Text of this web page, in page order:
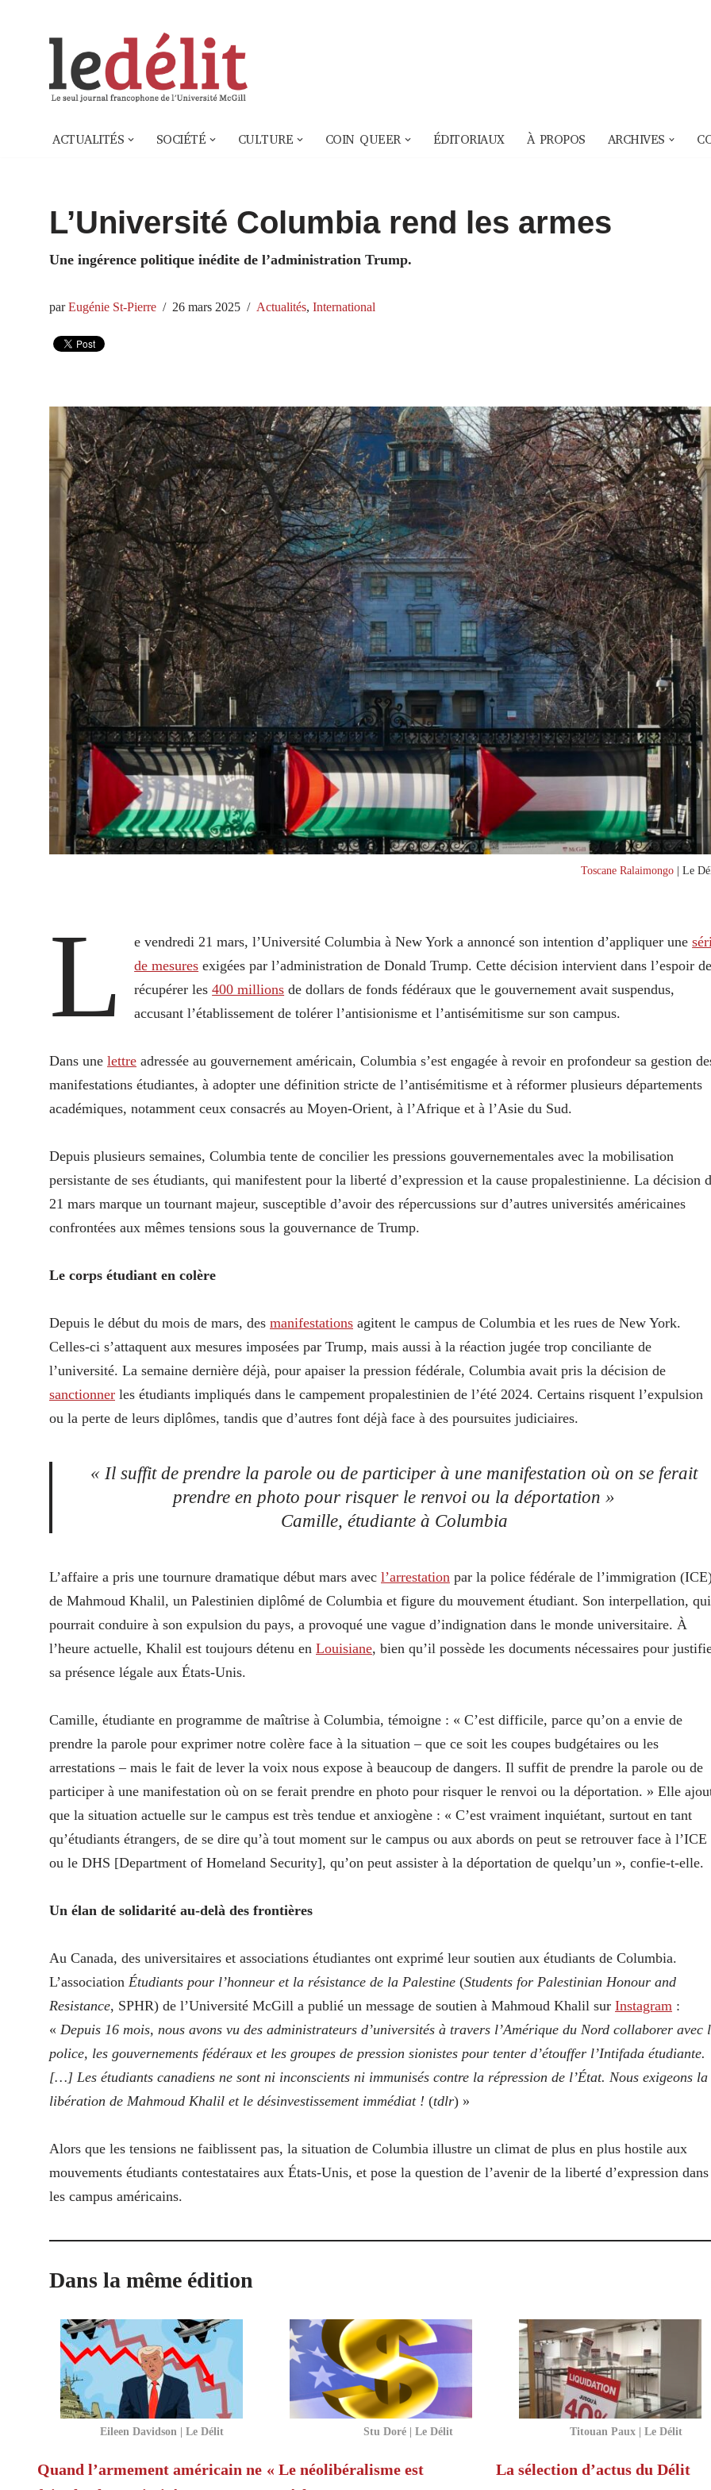
ACTUALITÉS SOCIÉTÉ CULTURE COIN QUEER ÉDITORIAUX À PROPOS ARCHIVES
L’Université Columbia rend les armes
Une ingérence politique inédite de l’administration Trump.
parEugénie St-Pierre 26 mars 2025 Actualités, International
Toscane Ralaimongo | Le
L e vendredi 21 mars, l’Université Columbia à New York a annoncé son intention d’appliquer une
de mesures exigées par l’administration de Donald Trump. Cette décision intervient dans l’espoir
récupérer les400 millions de dollars de fonds fédéraux que le gouvernement avait suspendus,
accusant l’établissement de tolérer l’antisionisme et l’antisémitisme sur son campus.
Dans une lettre adressée au gouvernement américain, Columbia s’est engagée à revoir en profondeur sa gestion
manifestations étudiantes, à adopter une définition stricte de l’antisémitisme et à réformer plusieurs départements
académiques, notamment ceux consacrés au Moyen-Orient, à l’Afrique et à l’Asie du Sud.
Depuis plusieurs semaines, Columbia tente de concilier les pressions gouvernementales avec la mobilisation
persistante de ses étudiants, qui manifestent pour la liberté d’expression et la cause propalestinienne. La décision
21 mars marque un tournant majeur, susceptible d’avoir des répercussions sur d’autres universités américaines
confrontées aux mêmes tensions sous la gouvernance de Trump.
Le corps étudiant en colère
Depuis le début du mois de mars, des manifestations agitent le campus de Columbia et les rues de New York.
Celles-ci s’attaquent aux mesures imposées par Trump, mais aussi à la réaction jugée trop conciliante de
l’université. La semaine dernière déjà, pour apaiser la pression fédérale, Columbia avait pris la décision de
sanctionner les étudiants impliqués dans le campement propalestinien de l’été 2024. Certains risquent l’expulsion
ou la perte de leurs diplômes, tandis que d’autres font déjà face à des poursuites judiciaires.
« Il suffit de prendre la parole ou de participer à une manifestation où on se ferait
prendre en photo pour risquer le renvoi ou la déportation »
Camille, étudiante à Columbia
L’affaire a pris une tournure dramatique début mars avec l’arrestation par la police fédérale de l’immigration
de Mahmoud Khalil, un Palestinien diplômé de Columbia et figure du mouvement étudiant. Son interpellation, qui
pourrait conduire à son expulsion du pays, a provoqué une vague d’indignation dans le monde universitaire. À
l’heure actuelle, Khalil est toujours détenu en Louisiane, bien qu’il possède les documents nécessaires pour
sa présence légale aux États-Unis.
Camille, étudiante en programme de maîtrise à Columbia, témoigne : « C’est difficile, parce qu’on a envie de
prendre la parole pour exprimer notre colère face à la situation – que ce soit les coupes budgétaires ou les
arrestations – mais le fait de lever la voix nous expose à beaucoup de dangers. Il suffit de prendre la parole ou de
participer à une manifestation où on se ferait prendre en photo pour risquer le renvoi ou la déportation. » Elle
que la situation actuelle sur le campus est très tendue et anxiogène : « C’est vraiment inquiétant, surtout en tant
qu’étudiants étrangers, de se dire qu’à tout moment sur le campus ou aux abords on peut se retrouver face à l’ICE
ou le DHS [Department of Homeland Security], qu’on peut assister à la déportation de quelqu’un », confie-t-elle.
Un élan de solidarité au-delà des frontières
Au Canada, des universitaires et associations étudiantes ont exprimé leur soutien aux étudiants de Columbia.
L’association Étudiants pour l’honneur et la résistance de la Palestine (Students for Palestinian Honour and
Resistance, SPHR) de l’Université McGill a publié un message de soutien à Mahmoud Khalil sur Instagram :
« Depuis 16 mois, nous avons vu des administrateurs d’universités à travers l’Amérique du Nord collaborer avec
police, les gouvernements fédéraux et les groupes de pression sionistes pour tenter d’étouffer l’Intifada étudiante.
[…] Les étudiants canadiens ne sont ni inconscients ni immunisés contre la répression de l’État. Nous exigeons la
libération de Mahmoud Khalil et le désinvestissement immédiat ! (tdlr) »
Alors que les tensions ne faiblissent pas, la situation de Columbia illustre un climat de plus en plus hostile aux
mouvements étudiants contestataires aux États-Unis, et pose la question de l’avenir de la liberté d’expression dans
les campus américains.
Dans la même édition
Eileen Davidson | Le Délit
Quand l’armement américain ne
Stu Doré | Le Délit
« Le néolibéralisme est
Titouan Paux | Le Délit
La sélection d’actus du Délit